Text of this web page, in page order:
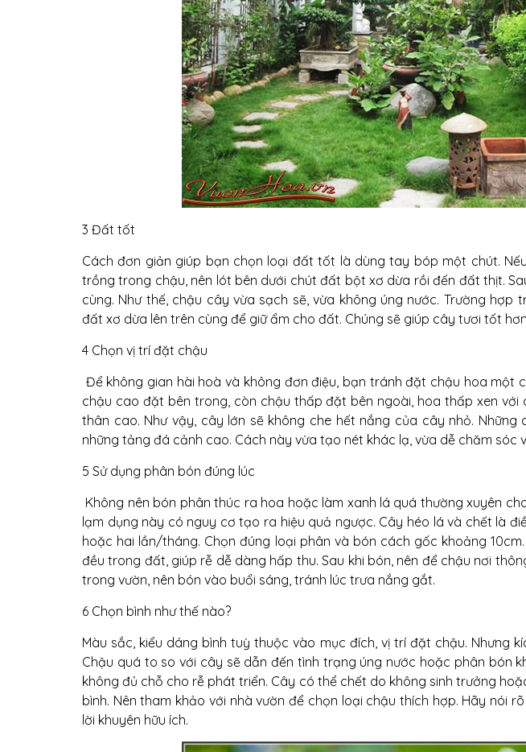
3 Đất tốt
Cách đơn giản giúp bạn chọn loại đất tốt là dùng tay bóp một chút.
trồng trong chậu, nên lót bên dưới chút đất bột xơ dừa rồi đến đất thịt.
cùng. Như thế, chậu cây vừa sạch sẽ, vừa không úng nước. Trường
đất xơ dừa lên trên cùng để giữ ẩm cho đất. Chúng sẽ giúp cây tươi tốt
4 Chọn vị trí đặt chậu
Để không gian hài hoà và không đơn điệu, bạn tránh đặt chậu hoa một
chậu cao đặt bên trong, còn chậu thấp đặt bên ngoài, hoa thấp xen
thân cao. Như vậy, cây lớn sẽ không che hết nắng của cây nhỏ.
những tảng đá cảnh cao. Cách này vừa tạo nét khác lạ, vừa dễ chăm sóc
5 Sử dụng phân bón đúng lúc
Không nên bón phân thúc ra hoa hoặc làm xanh lá quá thường xuyên
lạm dụng này có nguy cơ tạo ra hiệu quả ngược. Cây héo lá và chết là
hoặc hai lần/tháng. Chọn đúng loại phân và bón cách gốc khoảng
đều trong đất, giúp rễ dễ dàng hấp thu. Sau khi bón, nên để chậu nơi
trong vườn, nên bón vào buổi sáng, tránh lúc trưa nắng gắt.
6 Chọn bình như thế nào?
Màu sắc, kiểu dáng bình tuỳ thuộc vào mục đích, vị trí đặt chậu. Nhưng
Chậu quá to so với cây sẽ dẫn đến tình trạng úng nước hoặc phân bón
không đủ chỗ cho rễ phát triển. Cây có thể chết do không sinh trưởng
bình. Nên tham khảo với nhà vườn để chọn loại chậu thích hợp. Hãy nói
lời khuyên hữu ích.